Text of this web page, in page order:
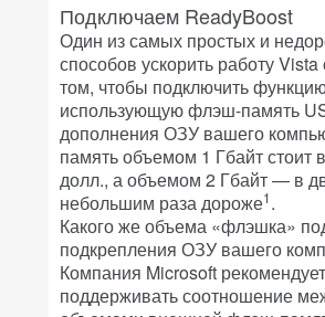
Подключаем ReadyBoost
Один из самых простых и
способов ускорить работу Vista
том, чтобы подключить
использующую флэш-память
дополнения ОЗУ вашего
память объемом 1 Гбайт стоит
долл., а объемом 2 Гбайт — в
небольшим раза дороже1.
Какого же объема «флэшка»
подкрепления ОЗУ вашего
Компания Microsoft рекомендует
поддерживать соотношение